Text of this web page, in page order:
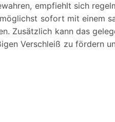
empfiehlt sich
sofort mit einem
Zusätzlich kann das
Verschleiß zu fördern